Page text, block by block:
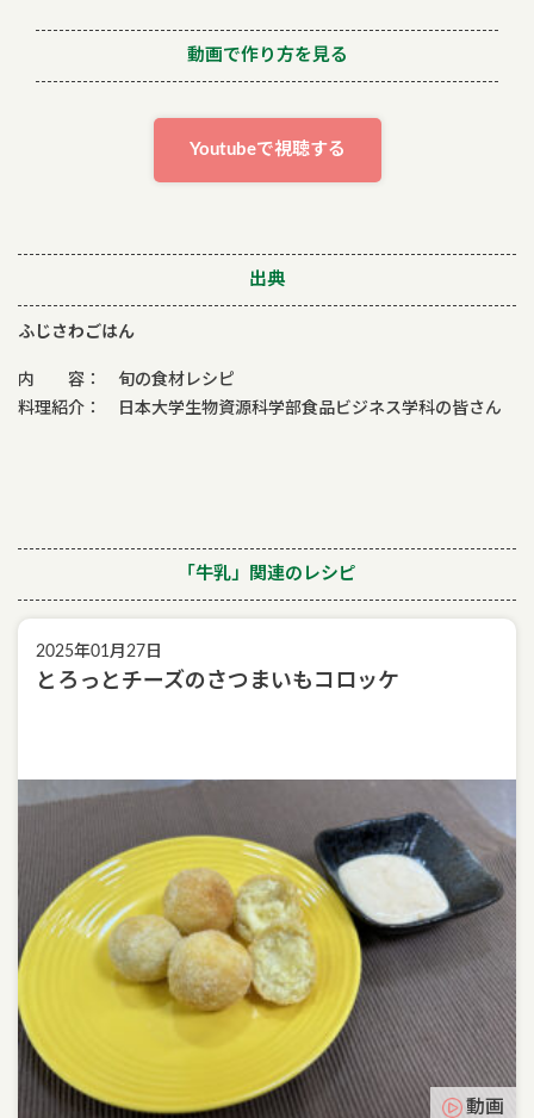
動画で作り方を見る
Youtubeで視聴する
出典
ふじさわごはん
内 容： 旬の食材レシピ
料理紹介： 日本大学生物資源科学部食品ビジネス学科の皆さん
「牛乳」関連のレシピ
2025年01月27日
とろっとチーズのさつまいもコロッケ
動画